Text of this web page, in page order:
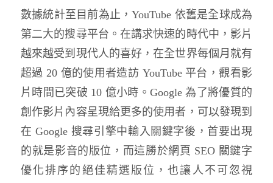
數據統計至目前為止，YouTube 依舊是全球成為
第二大的搜尋平台。在講求快速的時代中，影片
越來越受到現代人的喜好，在全世界每個月就有
超過 20 億的使用者造訪 YouTube 平台，觀看影
片時間已突破 10 億小時。Google 為了將優質的
創作影片內容呈現給更多的使用者，可以發現到
在 Google 搜尋引擎中輸入關鍵字後，首要出現
的就是影音的版位，而這勝於網頁 SEO 關鍵字
優化排序的絕佳精選版位，也讓人不可忽視